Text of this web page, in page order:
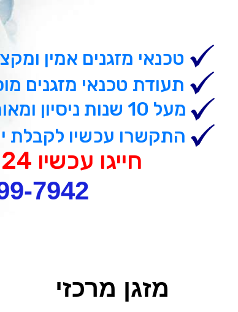
טכנאי מזגנים אמין
מעל 10 שנות ניסיון ומאות לקוחות מרוצים
תעודת טכנאי מזגנים
התקשרו עכשיו לקבלת
חייגו עכשיו 24 שעות ביממה
7942
מזגן מרכזי